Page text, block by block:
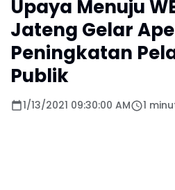
Upaya Menuju
Jateng Gelar
Peningkatan
Publik
1/13/2021 09:30:00 AM 1